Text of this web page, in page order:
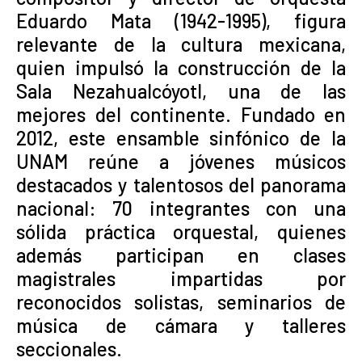
Eduardo Mata (1942-1995), figura
relevante de la cultura mexicana,
quien impulsó la construcción de la
Sala Nezahualcóyotl, una de las
mejores del continente. Fundado en
2012, este ensamble sinfónico de la
UNAM reúne a jóvenes músicos
destacados y talentosos del panorama
nacional: 70 integrantes con una
sólida práctica orquestal, quienes
además participan en clases
magistrales impartidas por
reconocidos solistas, seminarios de
música de cámara y talleres
seccionales.